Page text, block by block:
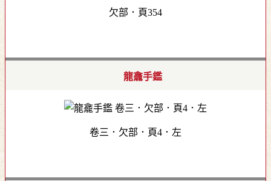
欠部．頁354
龍龕手鑑
卷三．欠部．頁4．左